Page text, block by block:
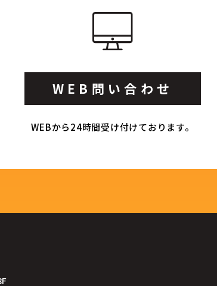
WEB問い合わせ
WEBから24時間受け付けております。